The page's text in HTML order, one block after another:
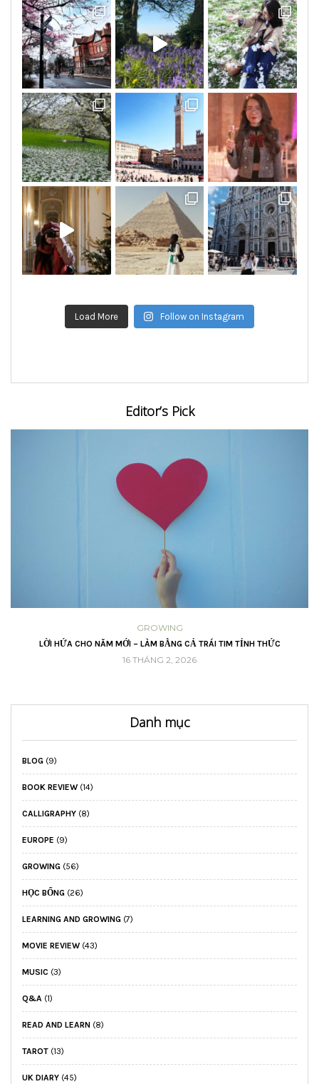
Load More Follow on Instagram
Editor’s Pick
GROWING
LỜI HỨA CHO NĂM MỚI – LÀM BẰNG CẢ TRÁI TIM TỈNH THỨC
16 THÁNG 2, 2026
Danh mục
BLOG (9)
BOOK REVIEW (14)
CALLIGRAPHY (8)
EUROPE (9)
GROWING (56)
HỌC BỔNG (26)
LEARNING AND GROWING (7)
MOVIE REVIEW (43)
MUSIC (3)
Q&A (1)
READ AND LEARN (8)
TAROT (13)
UK DIARY (45)